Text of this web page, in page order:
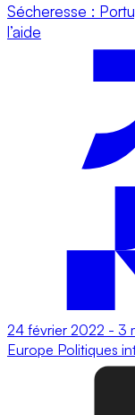
Sécheresse :
l’aide
24 février 2022 - 3
Europe Politiques